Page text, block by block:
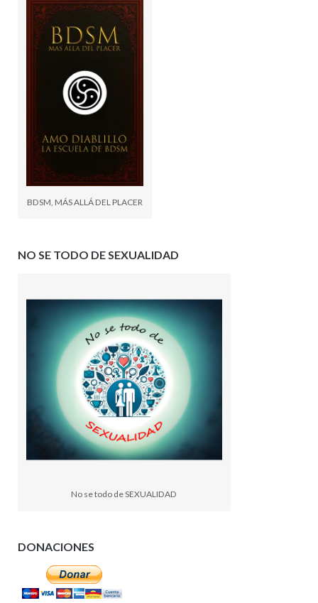
BDSM, MÁS ALLÁ DEL PLACER
NO SE TODO DE SEXUALIDAD
No se todo de SEXUALIDAD
DONACIONES